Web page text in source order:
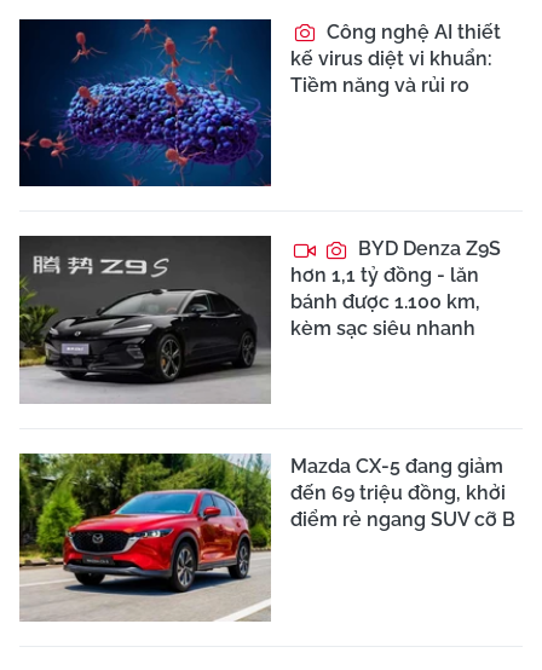
Công nghệ AI thiết
kế virus diệt vi khuẩn:
Tiềm năng và rủi ro
BYD Denza Z9S
hơn 1,1 tỷ đồng - lăn
bánh được 1.100 km,
kèm sạc siêu nhanh
Mazda CX-5 đang giảm
đến 69 triệu đồng, khởi
điểm rẻ ngang SUV cỡ B